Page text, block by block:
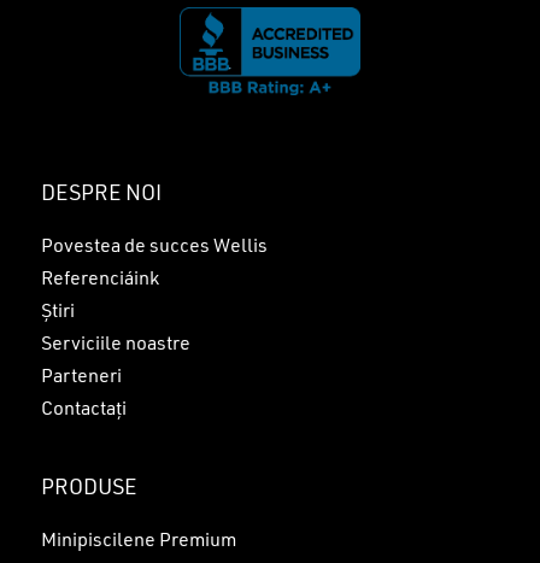
DESPRE NOI
Povestea de succes Wellis
Referenciáink
Știri
Serviciile noastre
Parteneri
Contactați
PRODUSE
Minipiscilene Premium